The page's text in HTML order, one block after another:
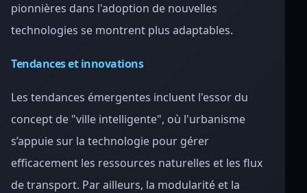
pionnières dans l'adoption de nouvelles
technologies se montrent plus adaptables.
Tendances et innovations
Les tendances émergentes incluent l'essor du
concept de "ville intelligente", où l'urbanisme
s’appuie sur la technologie pour gérer
efficacement les ressources naturelles et les flux
de transport. Par ailleurs, la modularité et la